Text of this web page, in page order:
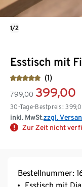
Esstisch mit
(1)
799,00 399,00
30-Tage-Bestpreis:
inkl. MwSt.zzgl.
Zur Zeit nicht
1/2
Bestellnummer: